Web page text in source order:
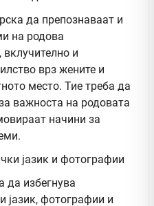
да препознаваат и
на родова
вклучително и
врз жените и
место. Тие треба да
важноста на родовата
начини за
јазик и фотографии
да избегнува
јазик, фотографии и